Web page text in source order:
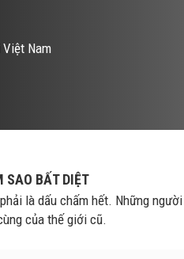
SAO BẤT DIỆT
là dấu chấm hết. Những
của thế giới cũ.
Nam